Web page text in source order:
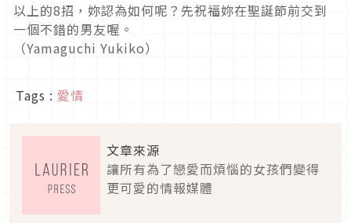
以上的8招，妳認為如何呢？先祝福妳在聖誕節前交到
一個不錯的男友喔。
（Yamaguchi Yukiko）
Tags : 愛情
文章來源
讓所有為了戀愛而煩惱的女孩們變得
更可愛的情報媒體